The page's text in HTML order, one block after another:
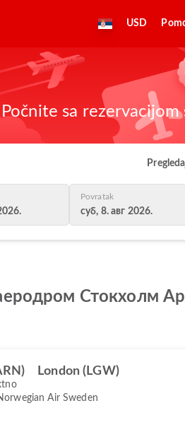
USD
sa rezervacijom
Povratak
суб, 8. авг 2026.
Стокхолм
London (LGW)
Air Sweden